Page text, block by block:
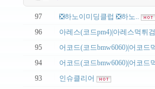
97
❎하노이미딩클럽 ❎하노..
96
아레스(코드pm4)|아레스먹튀
95
어코드(코드bmw6060)|어코드
94
어코드(코드bmw6060)|어코드
93
인슈클리어